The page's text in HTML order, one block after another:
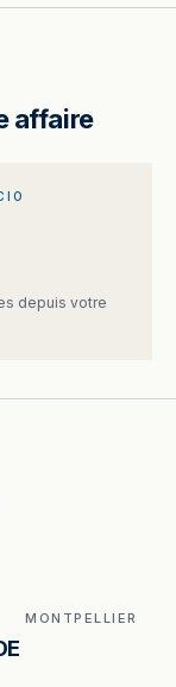
affaire
depuis votre
MONTPELLIER